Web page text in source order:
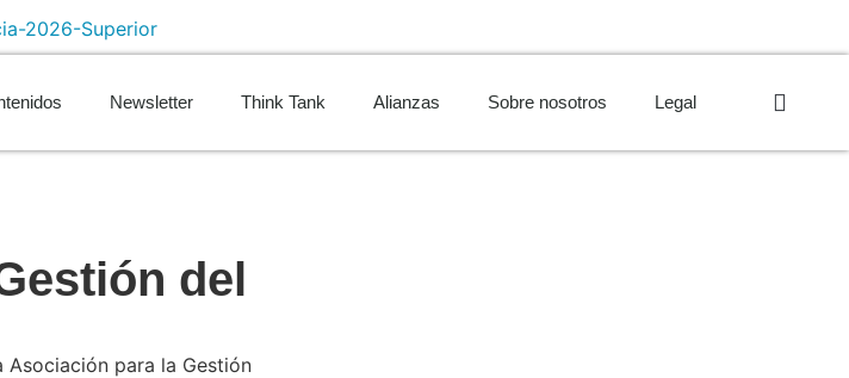
Newsletter Think Tank Alianzas Sobre nosotros Legal
del
Asociación para la Gestión